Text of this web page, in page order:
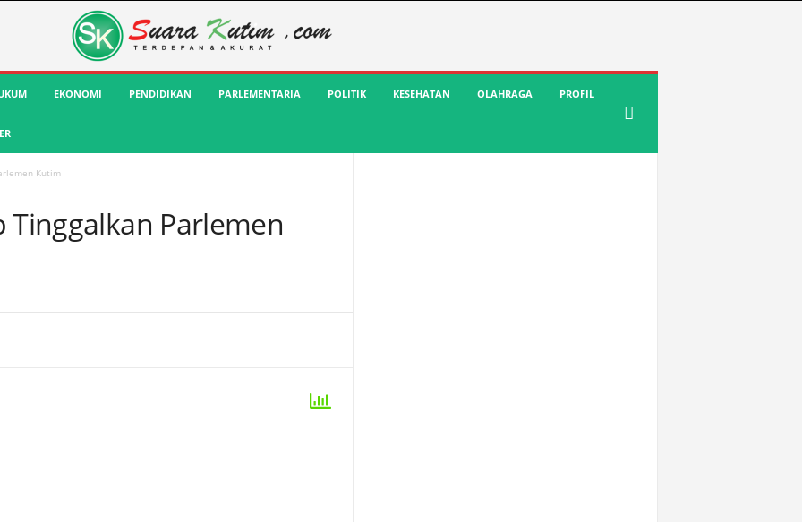
EKONOMI PENDIDIKAN PARLEMENTARIA POLITIK KESEHATAN OLAHRAGA PROFIL
Kutim
Tinggalkan Parlemen